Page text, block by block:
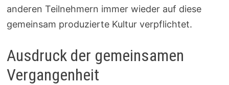
anderen Teilnehmern immer wieder auf diese
gemeinsam produzierte Kultur verpflichtet.
Ausdruck der gemeinsamen
Vergangenheit